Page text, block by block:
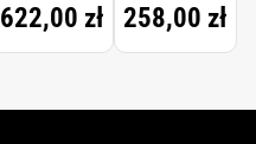
622,00 zł
FORTE
SCENTED
CREAM
258,00 zł